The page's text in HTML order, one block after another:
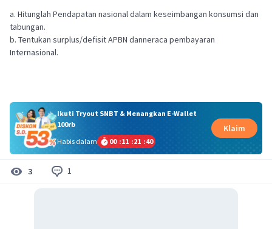
a. Hitunglah Pendapatan nasional dalam keseimbangan konsumsi dan
tabungan.
b. Tentukan surplus/defisit APBN danneraca pembayaran
Internasional.
Ikuti Tryout SNBT & Menangkan E-Wallet
100rb
Habis dalam
00 :11 :21 :39
Klaim
3 1